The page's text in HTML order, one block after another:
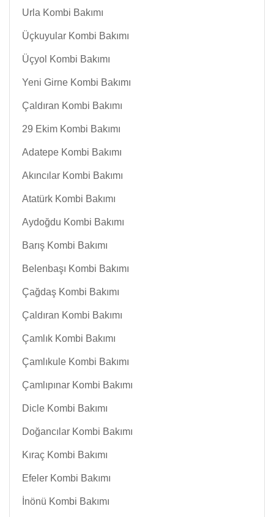
Urla Kombi Bakımı
Üçkuyular Kombi Bakımı
Üçyol Kombi Bakımı
Yeni Girne Kombi Bakımı
Çaldıran Kombi Bakımı
29 Ekim Kombi Bakımı
Adatepe Kombi Bakımı
Akıncılar Kombi Bakımı
Atatürk Kombi Bakımı
Aydoğdu Kombi Bakımı
Barış Kombi Bakımı
Belenbaşı Kombi Bakımı
Çağdaş Kombi Bakımı
Çaldıran Kombi Bakımı
Çamlık Kombi Bakımı
Çamlıkule Kombi Bakımı
Çamlıpınar Kombi Bakımı
Dicle Kombi Bakımı
Doğancılar Kombi Bakımı
Kıraç Kombi Bakımı
Efeler Kombi Bakımı
İnönü Kombi Bakımı